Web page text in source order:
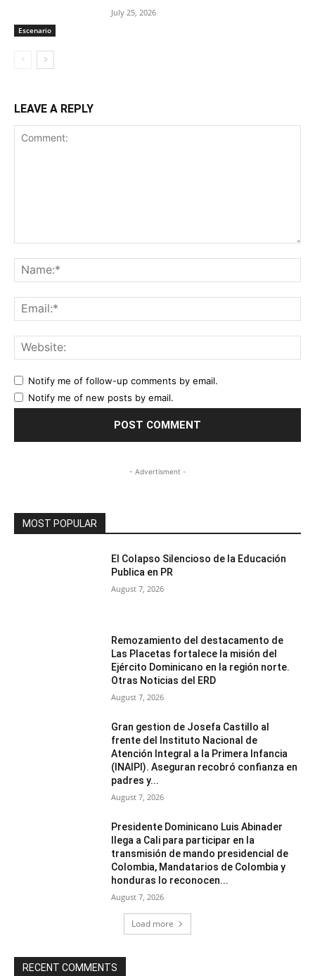
Escenario
July 25, 2026
LEAVE A REPLY
Notify me of follow-up comments by email.
Notify me of new posts by email.
- Advertisment -
MOST POPULAR
El Colapso Silencioso de la Educación
Publica en PR
August 7, 2026
Remozamiento del destacamento de
Las Placetas fortalece la misión del
Ejército Dominicano en la región norte.
Otras Noticias del ERD
August 7, 2026
Gran gestion de Josefa Castillo al
frente del Instituto Nacional de
Atención Integral a la Primera Infancia
(INAIPI). Aseguran recobró confianza en
padres y...
August 7, 2026
Presidente Dominicano Luis Abinader
llega a Cali para participar en la
transmisión de mando presidencial de
Colombia, Mandatarios de Colombia y
honduras lo reconocen...
August 7, 2026
Load more
RECENT COMMENTS